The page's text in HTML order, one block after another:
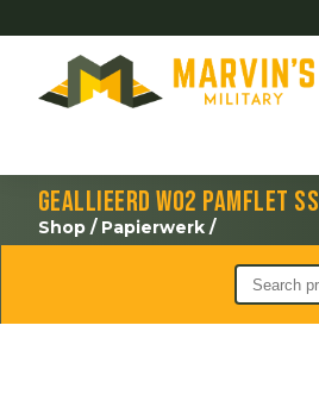
Geallieerd WO2 pamflet SS
Shop / Papierwerk /